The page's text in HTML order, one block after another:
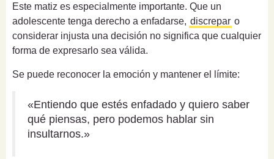
Este matiz es especialmente importante. Que un
adolescente tenga derecho a enfadarse, discrepar o
considerar injusta una decisión no significa que cualquier
forma de expresarlo sea válida.
Se puede reconocer la emoción y mantener el límite:
«Entiendo que estés enfadado y quiero saber
qué piensas, pero podemos hablar sin
insultarnos.»